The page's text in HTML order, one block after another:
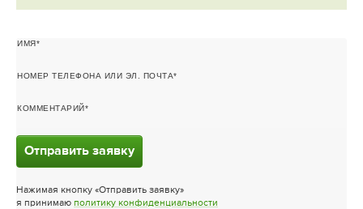
ИМЯ
НОМЕР ТЕЛЕФОНА ИЛИ ЭЛ. ПОЧТА
КОММЕНТАРИЙ
Отправить заявку
Нажимая кнопку «Отправить заявку»
я принимаю политику конфиденциальности